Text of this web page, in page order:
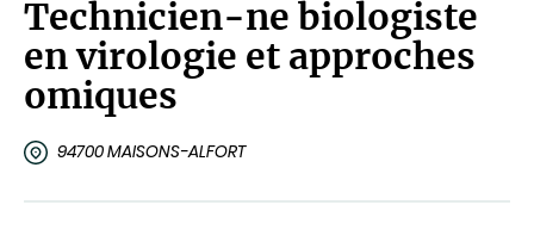
Technicien-ne biologiste
en virologie et approches
omiques
94700 MAISONS-ALFORT